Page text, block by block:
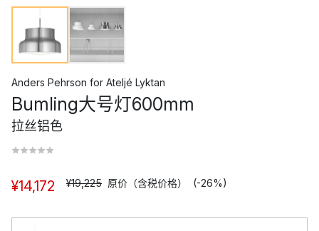
Anders Pehrson for Ateljé Lyktan
Bumling大号灯600mm
拉丝铝色
¥14,172 ¥19,225 原价（含税价格） (-26%)